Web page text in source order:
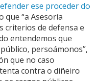
ese proceder do
que “a Asesoría
criterios de defensa e
entendemos que
persoámonos”,
que no caso
contra o diñeiro